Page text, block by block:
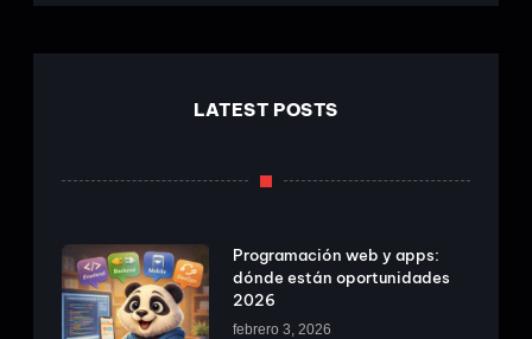
LATEST POSTS
Programación web y apps:
dónde están oportunidades
2026
febrero 3, 2026